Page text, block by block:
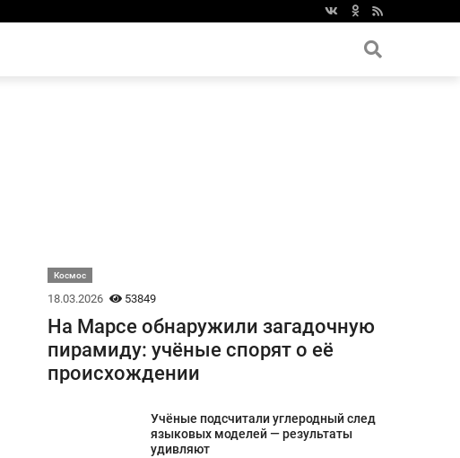
Космос
18.03.2026 53849
На Марсе обнаружили загадочную
пирамиду: учёные спорят о её
происхождении
Учёные подсчитали углеродный след
языковых моделей — результаты
удивляют